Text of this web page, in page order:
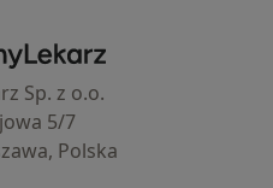
ZnanyLekarz - Strona główna
Sp. z o.o.
5/7
Polska